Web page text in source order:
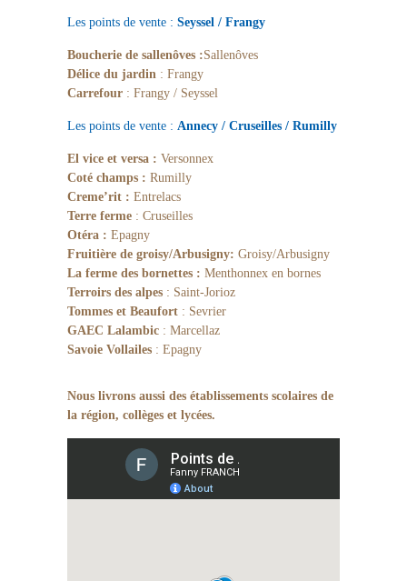
Les points de vente : Seyssel / Frangy
Boucherie de sallenôves :Sallenôves
Délice du jardin : Frangy
Carrefour : Frangy / Seyssel
Les points de vente : Annecy / Cruseilles / Rumilly
El vice et versa : Versonnex
Coté champs : Rumilly
Creme’rit : Entrelacs
Terre ferme : Cruseilles
Otéra : Epagny
Fruitière de groisy/Arbusigny: Groisy/Arbusigny
La ferme des bornettes : Menthonnex en bornes
Terroirs des alpes : Saint-Jorioz
Tommes et Beaufort : Sevrier
GAEC Lalambic : Marcellaz
Savoie Vollailes : Epagny
Nous livrons aussi des établissements scolaires de
la région, collèges et lycées.